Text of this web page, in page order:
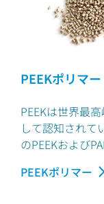
PEEKポリマー
PEEKは世界最
して認知されて
のPEEKおよび
PEEKポリマー